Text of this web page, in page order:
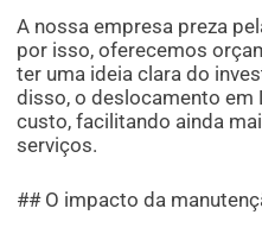
A nossa empresa preza
por isso, oferecemos
ter uma ideia clara do
disso, o deslocamento
custo, facilitando ainda
serviços.
## O impacto da